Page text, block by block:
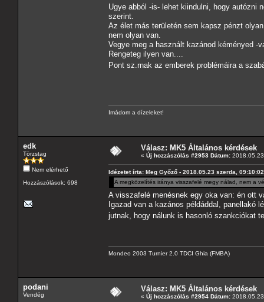
Ugye abból -is- lehet kiindulni, hogy autózni
szerint.
Az élet más területén sem kapsz pénzt
nem olyan van.
Vegye meg a használt kazánod kéményed -
Rengeteg ilyen van....
Pont sz.rnak az emberek problémáira a
Imádom a dízeleket!
edk
Törzstag
Nem elérhető
Hozzászólások: 698
Válasz: MK5 Általános kérdések
« Új hozzászólás #2953 Dátum:
Idézetet írta: Meg Győző - 2018.05.23 szerda, 09:10:02
A megközelítés iránya visszafelé megy nálad, nem a
A visszafelé menésnek egy oka van: én ott
Igazad van a kazános példáddal, panellakó
jutnak, hogy nálunk is hasonló szankciókat
Mondeo 2003 Turnier 2.0 TDCI Ghia (FMBA)
podani
Vendég
Válasz: MK5 Általános kérdések
« Új hozzászólás #2954 Dátum: